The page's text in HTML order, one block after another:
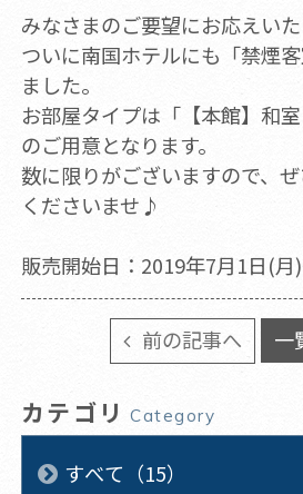
みなさまのご要望にお応えい
ついに南国ホテルにも「禁煙
ました。
お部屋タイプは「【本館】和室
のご用意となります。
数に限りがございますので、
くださいませ♪
販売開始日：2019年7月1日(月
前の記事へ 一
カテゴリ Category
すべて（15）